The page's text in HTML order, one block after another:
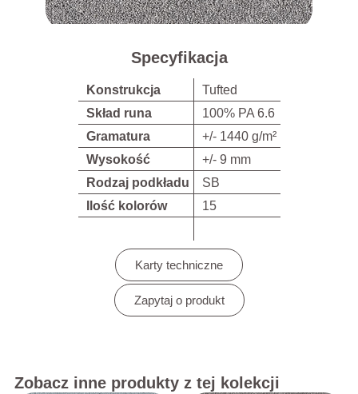
Specyfikacja
Konstrukcja
Tufted
Skład runa
100% PA 6.6
Gramatura
+/- 1440 g/m²
Wysokość
+/- 9 mm
Rodzaj podkładu
SB
Ilość kolorów
15
Karty techniczne
Zapytaj o produkt
Zobacz inne produkty z tej kolekcji